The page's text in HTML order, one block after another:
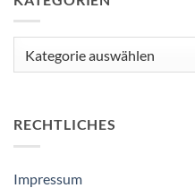
RECHTLICHES
Impressum